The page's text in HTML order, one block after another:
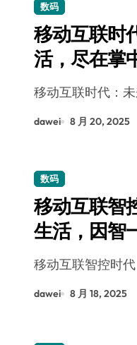
数码
移动互联时
活，尽在掌
移动互联时代：
dawei 8 月 20, 2025
数码
移动互联智
生活，因智
移动互联智控时
dawei 8 月 18, 2025